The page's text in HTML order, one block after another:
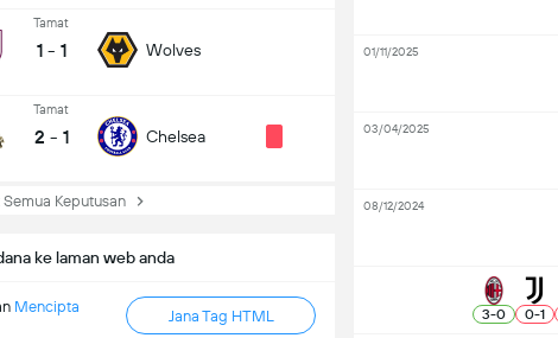
Tamat
1 - 1 Wolves
Tamat
2 - 1 Chelsea
Keputusan
ke laman web anda
Mencipta
Jana Tag HTML
01/11/2025
03/04/2025
08/12/2024
3-0 0-1